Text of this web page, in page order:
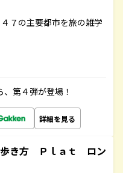
７の主要都市を旅の雑学
、第４弾が登場！
詳細を見る
き方 Ｐｌａｔ ロン